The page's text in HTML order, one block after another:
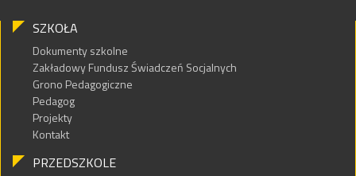
SZKOŁA
Dokumenty szkolne
Zakładowy Fundusz Świadczeń Socjalnych
Grono Pedagogiczne
Pedagog
Projekty
Kontakt
PRZEDSZKOLE